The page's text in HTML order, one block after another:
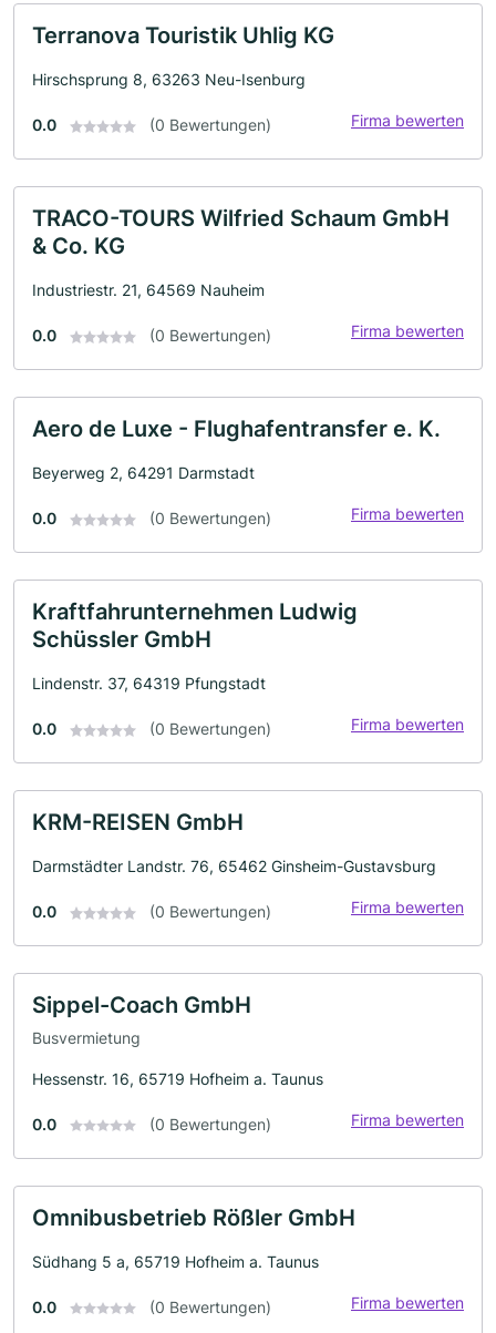
Terranova Touristik Uhlig KG
Hirschsprung 8, 63263 Neu-Isenburg
0.0 (0 Bewertungen) Firma bewerten
TRACO-TOURS Wilfried Schaum GmbH
& Co. KG
Industriestr. 21, 64569 Nauheim
0.0 (0 Bewertungen) Firma bewerten
Aero de Luxe - Flughafentransfer e. K.
Beyerweg 2, 64291 Darmstadt
0.0 (0 Bewertungen) Firma bewerten
Kraftfahrunternehmen Ludwig
Schüssler GmbH
Lindenstr. 37, 64319 Pfungstadt
0.0 (0 Bewertungen) Firma bewerten
KRM-REISEN GmbH
Darmstädter Landstr. 76, 65462 Ginsheim-Gustavsburg
0.0 (0 Bewertungen) Firma bewerten
Sippel-Coach GmbH
Busvermietung
Hessenstr. 16, 65719 Hofheim a. Taunus
0.0 (0 Bewertungen) Firma bewerten
Omnibusbetrieb Rößler GmbH
Südhang 5 a, 65719 Hofheim a. Taunus
0.0 (0 Bewertungen) Firma bewerten